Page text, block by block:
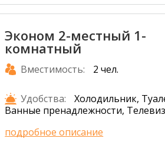
Эконом 2-местный 1-
комнатный
Вместимость: 2 чел.
Удобства:
Холодильник,
Ванные пренадлежности,
подробное описание